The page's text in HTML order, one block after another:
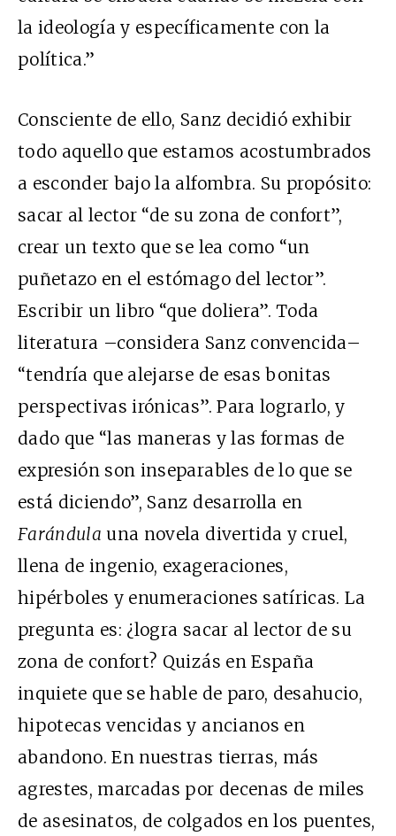
la ideología y específicamente con la
política.”
Consciente de ello, Sanz decidió exhibir
todo aquello que estamos acostumbrados
a esconder bajo la alfombra. Su propósito:
sacar al lector “de su zona de confort”,
crear un texto que se lea como “un
puñetazo en el estómago del lector”.
Escribir un libro “que doliera”. Toda
literatura –considera Sanz convencida–
“tendría que alejarse de esas bonitas
perspectivas irónicas”. Para lograrlo, y
dado que “las maneras y las formas de
expresión son inseparables de lo que se
está diciendo”, Sanz desarrolla en
Farándula una novela divertida y cruel,
llena de ingenio, exageraciones,
hipérboles y enumeraciones satíricas. La
pregunta es: ¿logra sacar al lector de su
zona de confort? Quizás en España
inquiete que se hable de paro, desahucio,
hipotecas vencidas y ancianos en
abandono. En nuestras tierras, más
agrestes, marcadas por decenas de miles
de asesinatos, de colgados en los puentes,